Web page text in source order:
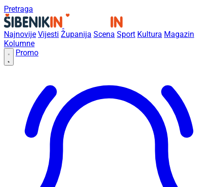
Pretraga
Najnovije Vijesti Županija Scena Sport Kultura Magazin
Kolumne
Promo